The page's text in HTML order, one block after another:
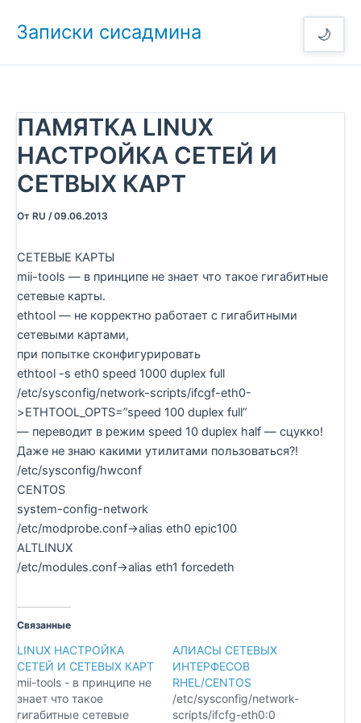
🌙
Записки сисадмина
ПАМЯТКА LINUX
НАСТРОЙКА СЕТЕЙ И
СЕТВЫХ КАРТ
От RU /09.06.2013
СЕТЕВЫЕ КАРТЫ
mii-tools — в принципе не знает что такое гигабитные
сетевые карты.
ethtool — не корректно работает с гигабитными
сетевыми картами,
при попытке сконфигурировать
ethtool -s eth0 speed 1000 duplex full
/etc/sysconfig/network-scripts/ifcgf-eth0-
>ETHTOOL_OPTS=”speed 100 duplex full”
— переводит в режим speed 10 duplex half — сцукко!
Даже не знаю какими утилитами пользоваться?!
/etc/sysconfig/hwconf
CENTOS
system-config-network
/etc/modprobe.conf->alias eth0 epic100
ALTLINUX
/etc/modules.conf->alias eth1 forcedeth
Связанные
LINUX НАСТРОЙКА
СЕТЕЙ И СЕТЕВЫХ КАРТ
mii-tools - в принципе не
знает что такое
гигабитные сетевые
АЛИАСЫ СЕТЕВЫХ
ИНТЕРФЕСОВ
RHEL/CENTOS
/etc/sysconfig/network-
scripts/ifcfg-eth0:0